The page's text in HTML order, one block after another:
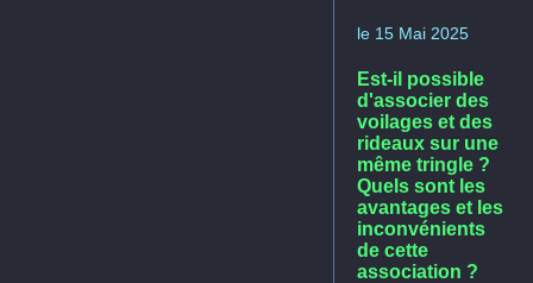
le 15 Mai 2025
Est-il possible
d'associer des
voilages et des
rideaux sur une
même tringle ?
Quels sont les
avantages et les
inconvénients
de cette
association ?